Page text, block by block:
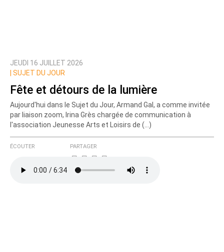
JEUDI 16 JUILLET 2026
SUJET DU JOUR
Fête et détours de la lumière
Aujourd'hui dans le Sujet du Jour, Armand Gal, a comme invitée
par liaison zoom, Irina Grès chargée de communication à
l'association Jeunesse Arts et Loisirs de (…)
ÉCOUTER PARTAGER